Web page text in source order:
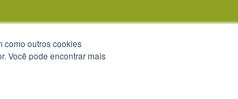
como outros cookies
Você pode encontrar mais